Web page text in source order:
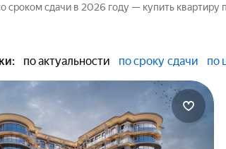
сроком сдачи в 2026 году — купить
по актуальности по сроку сдачи по